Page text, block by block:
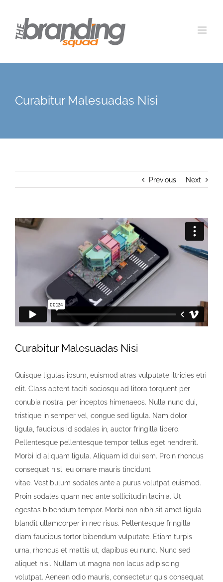
content
Curabitur Malesuadas Nisi
Previous Next
Curabitur Malesuadas Nisi
Quisque ligulas ipsum, euismod atras vulputate iltricies etri
elit. Class aptent taciti sociosqu ad litora torquent per
conubia nostra, per inceptos himenaeos. Nulla nunc dui,
tristique in semper vel, congue sed ligula. Nam dolor
ligula, faucibus id sodales in, auctor fringilla libero.
Pellentesque pellentesque tempor tellus eget hendrerit.
Morbi id aliquam ligula. Aliquam id dui sem. Proin rhoncus
consequat nisl, eu ornare mauris tincidunt
vitae. Vestibulum sodales ante a purus volutpat euismod.
Proin sodales quam nec ante sollicitudin lacinia. Ut
egestas bibendum tempor. Morbi non nibh sit amet ligula
blandit ullamcorper in nec risus. Pellentesque fringilla
diam faucibus tortor bibendum vulputate. Etiam turpis
urna, rhoncus et mattis ut, dapibus eu nunc. Nunc sed
aliquet nisi. Nullam ut magna non lacus adipiscing
volutpat. Aenean odio mauris, consectetur quis consequat